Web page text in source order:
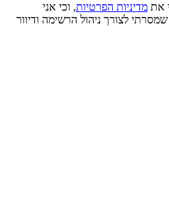
את מדיניות הפרטיות, וכי אני
לצורך ניהול הרשימה ודיוור